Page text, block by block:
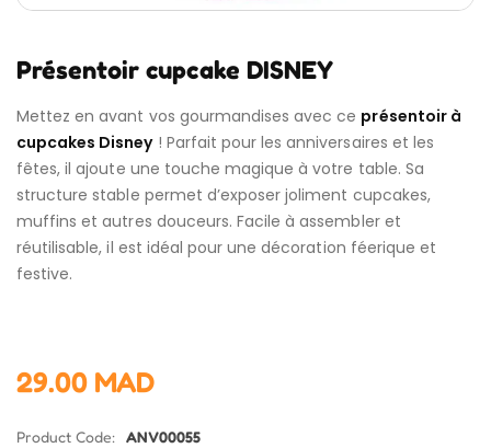
Présentoir cupcake DISNEY
Mettez en avant vos gourmandises avec ce présentoir à
cupcakes Disney! Parfait pour les anniversaires et les
fêtes, il ajoute une touche magique à votre table. Sa
structure stable permet d’exposer joliment cupcakes,
muffins et autres douceurs. Facile à assembler et
réutilisable, il est idéal pour une décoration féerique et
festive.
29.00 MAD
Product Code: ANV00055